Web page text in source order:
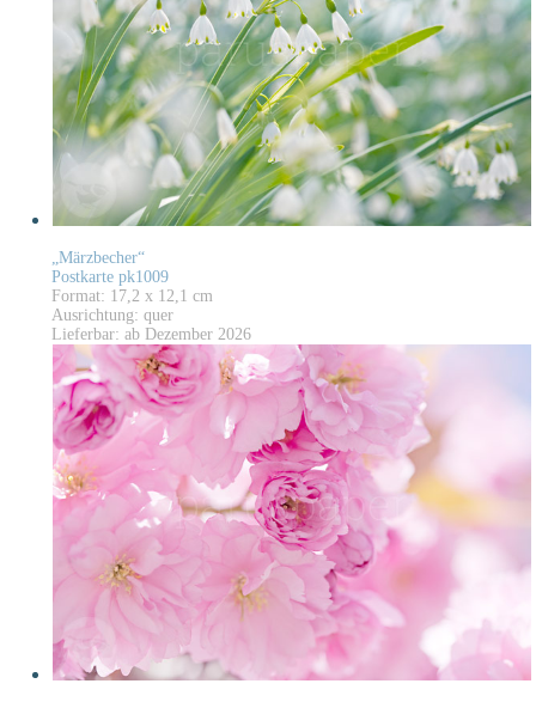
„Märzbecher“
Postkarte pk1009
Format: 17,2 x 12,1 cm
Ausrichtung: quer
Lieferbar: ab Dezember 2026